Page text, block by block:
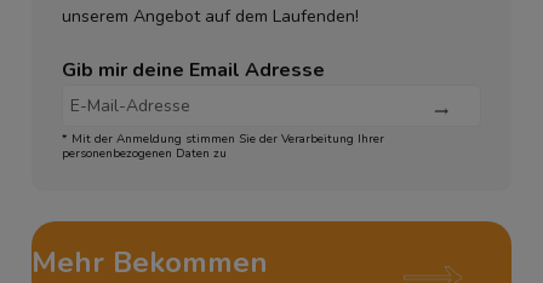
unserem Angebot auf dem Laufenden!
Gib mir deine Email Adresse
* Mit der Anmeldung stimmen Sie der Verarbeitung Ihrer
personenbezogenen Daten zu
Mehr Bekommen